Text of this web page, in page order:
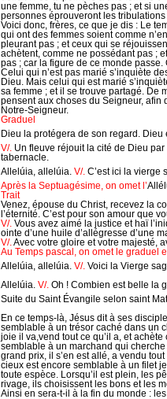
une femme, tu ne pèches pas ; et si
personnes éprouveront les
Voici donc, frères, ce que je dis : Le
qui ont des femmes soient comme
pleurant pas ; et ceux qui se
achètent, comme ne possédant pas ;
pas ; car la figure de ce monde
Celui qui n’est pas marié s’inquiète
Dieu. Mais celui qui est marié
sa femme ; et il se trouve partagé. De
pensent aux choses du Seigneur, afin
Notre-Seigneur.
Graduel
Dieu la protégera de son regard.
V/. Un fleuve réjouit la cité de Dieu
tabernacle.
Allelúia, allelúia. V/. C’est ici la vierge
Après la Septuagésime, on omet l’
Trait
Venez, épouse du Christ, recevez la
l’éternité. C’est pour son amour que
V/. Vous avez aimé la justice et haï
ointe d’une huile d’allégresse d’une
V/.Avec votre gloire et votre majesté,
Au Temps pascal, on omet le graduel
Allelúia, allelúia. V/. Voici la Vierge
Allelúia. V/. Oh ! Combien est belle la
Suite du Saint Évangile selon saint
En ce temps-là, Jésus dit à ses
semblable à un trésor caché dans un
joie il va,vend tout ce qu’il a, et
semblable à un marchand qui
grand prix, il s’en est allé, a vendu
cieux est encore semblable à un filet
toute espèce. Lorsqu’il est plein, les
rivage, ils choisissent les bons et les
Ainsi en sera-t-il à la fin du monde :